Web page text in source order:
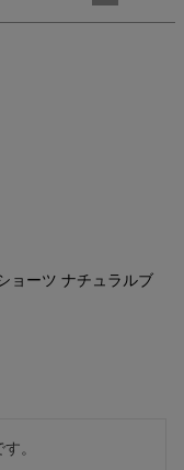
ョーツ ナチュラルブ
。